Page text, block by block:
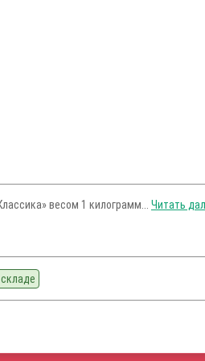
весом 1 килограмм... Читать